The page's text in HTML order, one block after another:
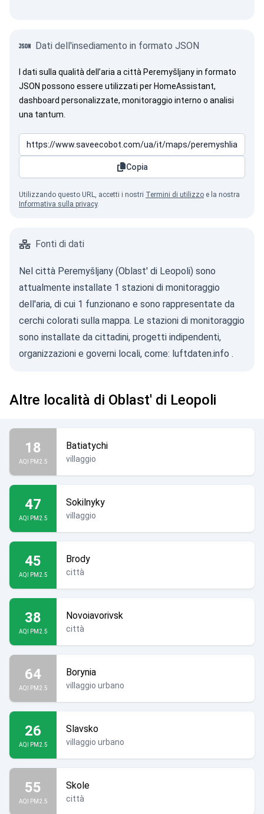
Dati dell'insediamento in formato JSON
I dati sulla qualità dell’aria a città Peremyšljany in formato
JSON possono essere utilizzati per HomeAssistant,
dashboard personalizzate, monitoraggio interno o analisi
una tantum.
Copia
Utilizzando questo URL, accetti i nostri Termini di utilizzo e la nostra
Informativa sulla privacy.
Fonti di dati
Nel città Peremyšljany (Oblast' di Leopoli) sono
attualmente installate 1 stazioni di monitoraggio
dell'aria, di cui 1 funzionano e sono rappresentate da
cerchi colorati sulla mappa. Le stazioni di monitoraggio
sono installate da cittadini, progetti indipendenti,
organizzazioni e governi locali, come: luftdaten.info .
Altre località di Oblast' di Leopoli
18
AQI PM2.5
Batiatychi
villaggio
47
AQI PM2.5
Sokilnyky
villaggio
45
AQI PM2.5
Brody
città
38
AQI PM2.5
Novoiavorivsk
città
64
AQI PM2.5
Borynia
villaggio urbano
26
AQI PM2.5
Slavsko
villaggio urbano
55
AQI PM2.5
Skole
città